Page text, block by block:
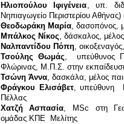
Ηλιοπούλου Ιφιγένεια, υπ.
Νηπιαγωγείο Περιστερίου
Θεοδωράκη Μαρία, δασοπόνος,
Μπάλκος Νίκος, δάσκαλος,
Ναλπαντίδου Πόπη,
Τσούλης Θωμάς, υπεύθυνος
Φλώρινας, Μ.Π.Σ. στην
Τσώνη Άννα, δασκάλα, μέλος
Φράγκου Ελισάβετ, υπεύθυνη
Πέλλας
Χατζή Ασπασία, MSc στη
ομάδας ΚΠΕ Μελίτης